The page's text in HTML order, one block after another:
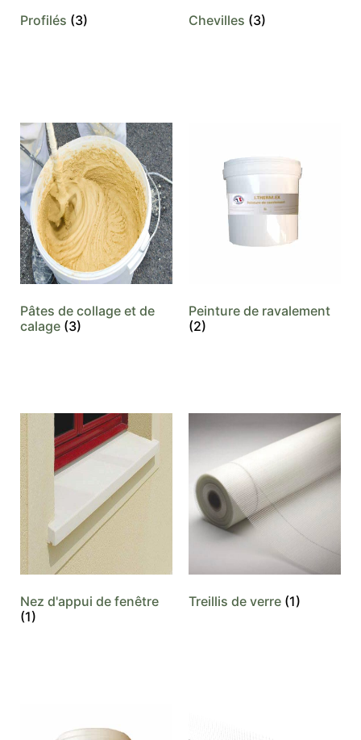
Profilés (3) Chevilles (3)
Pâtes de collage et de
calage (3)
Peinture de ravalement
(2)
Nez d'appui de fenêtre
(1)
Treillis de verre (1)